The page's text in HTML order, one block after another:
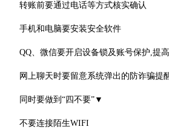
转账前要通过电话等方式核实确认
手机和电脑要安装安全软件
QQ、微信要开启设备锁及账号保护,提
网上聊天时要留意系统弹出的防诈骗提
同时要做到“四不要”▼
不要连接陌生WIFI